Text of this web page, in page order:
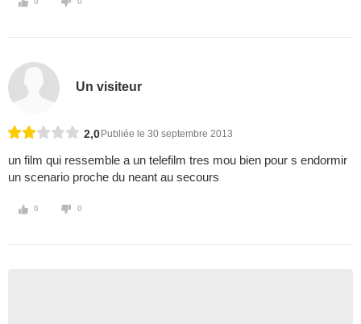
Un visiteur
2,0 Publiée le 30 septembre 2013
un film qui ressemble a un telefilm tres mou bien pour s endormir
un scenario proche du neant au secours
0 0